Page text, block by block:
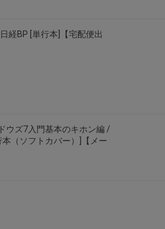
経BP [単行本]【宅配便出
ウズ7入門基本のキホン編 /
（ソフトカバー）]【メー